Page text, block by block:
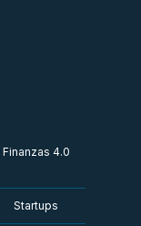
Finanzas 4.0
Startups